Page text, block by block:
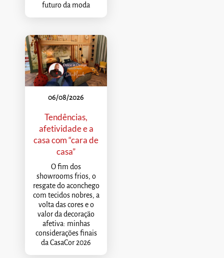
futuro da moda
06/08/2026
Tendências,
afetividade e a
casa com “cara de
casa”
O fim dos
showrooms frios, o
resgate do aconchego
com tecidos nobres, a
volta das cores e o
valor da decoração
afetiva: minhas
considerações finais
da CasaCor 2026